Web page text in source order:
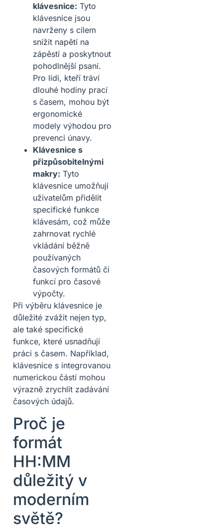
klávesnice: Tyto
klávesnice jsou
navrženy s cílem
snížit napětí na
zápěstí a poskytnout
pohodlnější psaní.
Pro lidi, kteří tráví
dlouhé hodiny prací
s časem, mohou být
ergonomické
modely výhodou pro
prevenci únavy.
Klávesnice s
přizpůsobitelnými
makry: Tyto
klávesnice umožňují
uživatelům přidělit
specifické funkce
klávesám, což může
zahrnovat rychlé
vkládání běžně
používaných
časových formátů či
funkcí pro časové
výpočty.
Při výběru klávesnice je
důležité zvážit nejen typ,
ale také specifické
funkce, které usnadňují
práci s časem. Například,
klávesnice s integrovanou
numerickou částí mohou
výrazně zrychlit zadávání
časových údajů.
Proč je
formát
HH:MM
důležitý v
moderním
světě?